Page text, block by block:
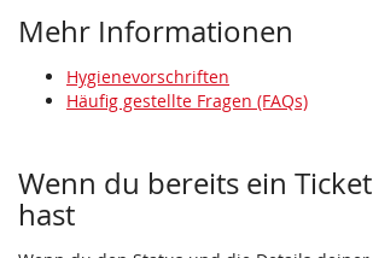
Mehr Informationen
Hygienevorschriften
Häufig gestellte Fragen (FAQs)
Wenn du bereits ein
hast